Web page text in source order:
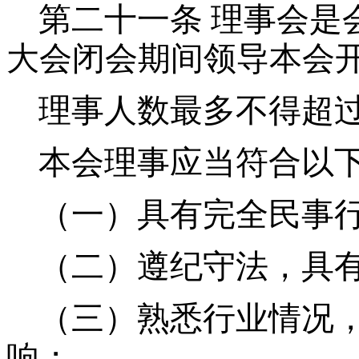
第二十一条 理事会是
大会闭会期间领导本会
理事人数最多不得超
本会理事应当符合以
（一）具有完全民事
（二）遵纪守法，具
（三）熟悉行业情况